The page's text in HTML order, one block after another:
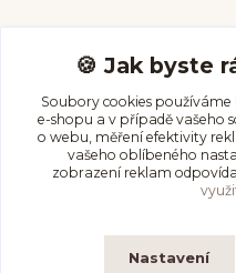
+420 731 681
(Po-Ne, 9-18 hod.)
🍪 Jak byste
Soubory cookies
e-shopu a v případě vašeho
o webu, měření efektivity
vašeho oblíbeného
zobrazení reklam
Nastavení